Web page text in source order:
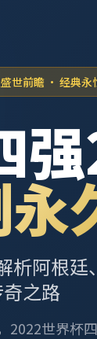
世前瞻 · 经典永
析阿根
之路
2022世界杯